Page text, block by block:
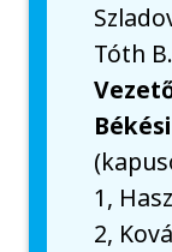
Tóth
1,
2,